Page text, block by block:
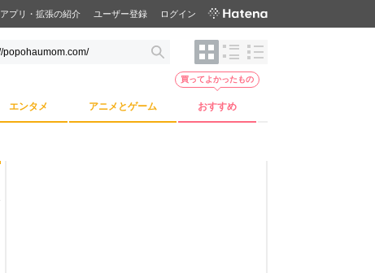
アプリ・拡張の紹介 ユーザー登録 ログイン
エンタメ アニメとゲーム おすすめ
買ってよかったもの